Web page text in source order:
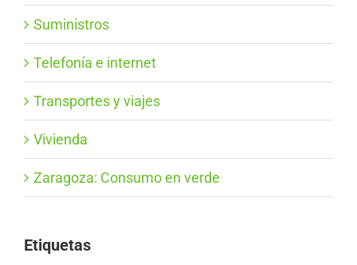
Suministros
Telefonía e internet
Transportes y viajes
Vivienda
Zaragoza: Consumo en verde
Etiquetas